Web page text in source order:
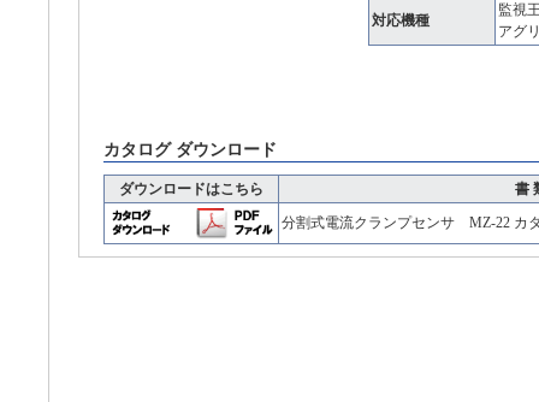
対応機種
監視
アグ
カタログ ダウンロード
ダウンロードはこちら
書
分割式電流クランプセンサ MZ-22 カ